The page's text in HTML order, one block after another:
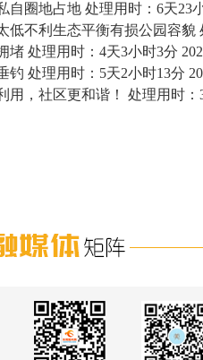
自圈地占地 处理用时：6天23
低不利生态平衡有损公园容貌
堵 处理用时：4天3小时3分
钓 处理用时：5天2小时13分
用，社区更和谐！ 处理用时